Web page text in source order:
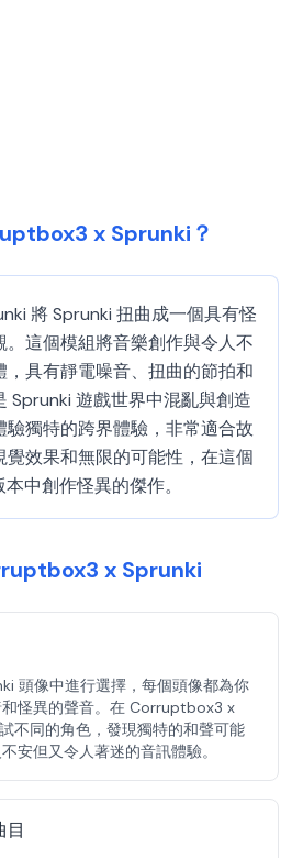
x Sprunki？
將 Sprunki 扭曲成一個具有怪
這個模組將音樂創作與令人不
具有靜電噪音、扭曲的節拍和
Sprunki 遊戲世界中混亂與創造
獨特的跨界體驗，非常適合故
效果和無限的可能性，在這個
中創作怪異的傑作。
x Sprunki
頭像中進行選擇，每個頭像都為你
和怪異的聲音。在 Corruptbox3 x
不同的角色，發現獨特的和聲可能
安但又令人著迷的音訊體驗。
目